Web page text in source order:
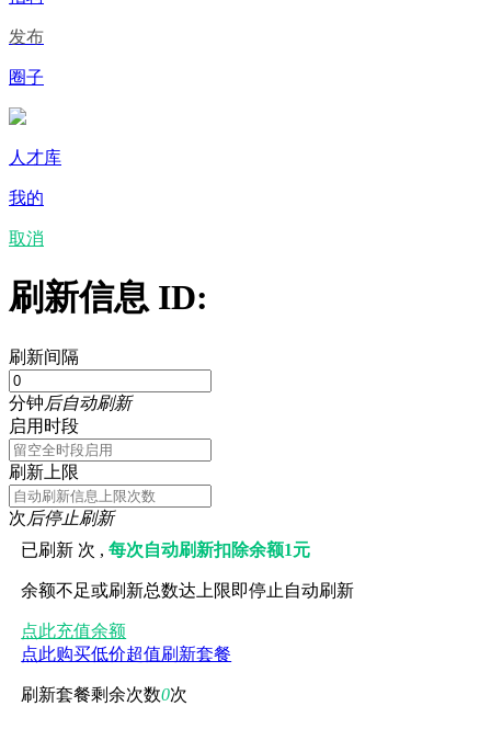
发布
圈子
人才库
我的
取消
刷新信息 ID:
刷新间隔
分钟后自动刷新
启用时段
刷新上限
次后停止刷新
已刷新 次 ,每次自动刷新扣除余额1元
余额不足或刷新总数达上限即停止自动刷新
点此充值余额
点此购买低价超值刷新套餐
刷新套餐剩余次数0次